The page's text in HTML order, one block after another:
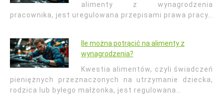
alimenty z wynagrodzenia
pracownika, jest uregulowana przepisami prawa pracy…
Ile można potrącić na alimenty z
wynagrodzenia?
Kwestia alimentów, czyli świadczeń
pieniężnych przeznaczonych na utrzymanie dziecka,
rodzica lub byłego małżonka, jest regulowana…